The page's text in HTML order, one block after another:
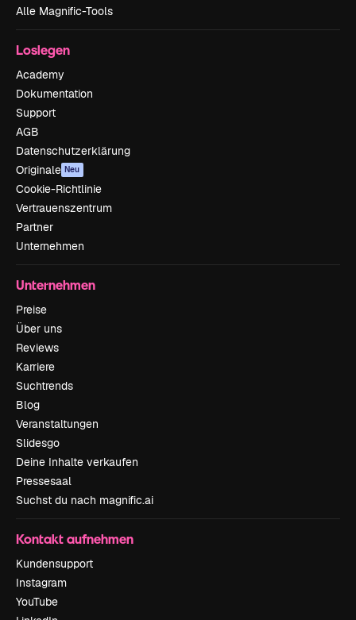
Alle Magnific-Tools
Loslegen
Academy
Dokumentation
Support
AGB
Datenschutzerklärung
Originale Neu
Cookie-Richtlinie
Vertrauenszentrum
Partner
Unternehmen
Unternehmen
Preise
Über uns
Reviews
Karriere
Suchtrends
Blog
Veranstaltungen
Slidesgo
Deine Inhalte verkaufen
Pressesaal
Suchst du nach magnific.ai
Kontakt aufnehmen
Kundensupport
Instagram
YouTube